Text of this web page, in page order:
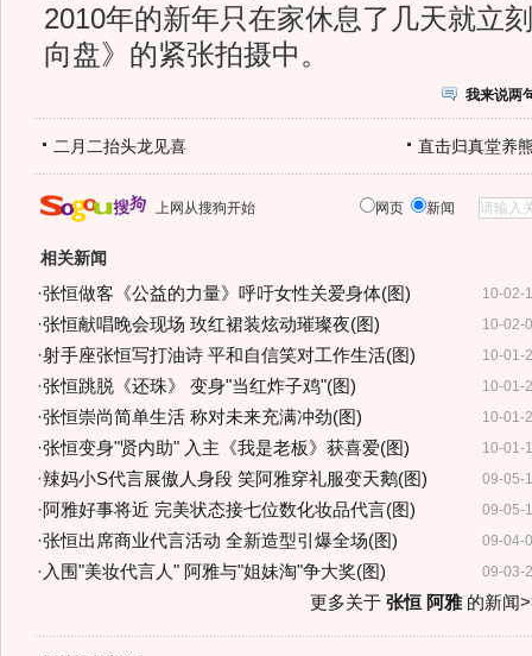
2010年的新年只在家休息了几天就立
向盘》的紧张拍摄中。
我来说两
二月二抬头龙见喜 直击归真堂养
上网从搜狗开始 网页 新闻
相关新闻
10-02-
·张恒做客《公益的力量》呼吁女性关爱身体(图)
10-02-
·张恒献唱晚会现场 玫红裙装炫动璀璨夜(图)
10-01-
·射手座张恒写打油诗 平和自信笑对工作生活(图)
10-01-
·张恒跳脱《还珠》 变身"当红炸子鸡"(图)
10-01-
·张恒崇尚简单生活 称对未来充满冲劲(图)
10-01-
·张恒变身"贤内助" 入主《我是老板》获喜爱(图)
09-05-
·辣妈小S代言展傲人身段 笑阿雅穿礼服变天鹅(图)
09-05-
·阿雅好事将近 完美状态接七位数化妆品代言(图)
09-04-
·张恒出席商业代言活动 全新造型引爆全场(图)
09-03-
· 入围"美妆代言人" 阿雅与"姐妹淘"争大奖(图)
更多关于 张恒 阿雅的新闻